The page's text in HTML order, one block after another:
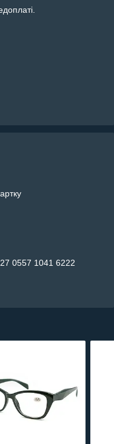
0557 1041 6222